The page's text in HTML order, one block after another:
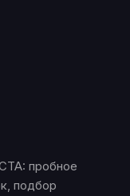
пробное
подбор